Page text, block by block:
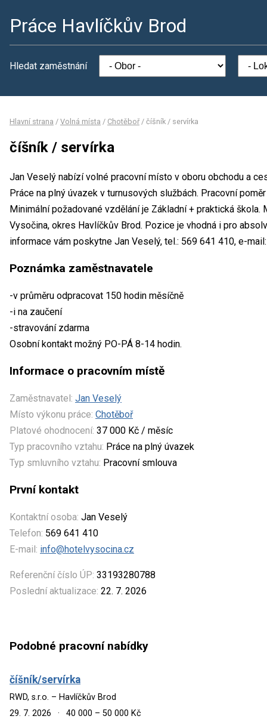
Práce Havlíčkův Brod
Hledat zaměstnání
Hlavní strana / Volná místa / Chotěboř / číšník / servírka
číšník / servírka
Jan Veselý nabízí volné pracovní místo v oboru obchodu a
Práce na plný úvazek v turnusových službách. Pracovní
Minimální požadované vzdělání je Základní + praktická
Vysočina, okres Havlíčkův Brod. Pozice je vhodná i pro
informace vám poskytne Jan Veselý, tel.: 569 641 410, e-
Poznámka zaměstnavatele
-v průměru odpracovat 150 hodin měsíčně
-i na zaučení
-stravování zdarma
Osobní kontakt možný PO-PÁ 8-14 hodin.
Informace o pracovním místě
Zaměstnavatel: Jan Veselý
Místo výkonu práce: Chotěboř
Platové ohodnocení: 37 000 Kč / měsíc
Typ pracovního vztahu: Práce na plný úvazek
Typ smluvního vztahu: Pracovní smlouva
První kontakt
Kontaktní osoba: Jan Veselý
Telefon: 569 641 410
E-mail: info@hotelvysocina.cz
Referenční číslo ÚP: 33193280788
Poslední aktualizace: 22. 7. 2026
Podobné pracovní nabídky
číšník/servírka
RWD, s.r.o. – Havlíčkův Brod
29. 7. 2026
· 40 000 – 50 000 Kč